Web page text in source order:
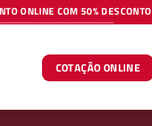
ONLINE COM 50% DESCONTO
COTAÇÃO ONLINE